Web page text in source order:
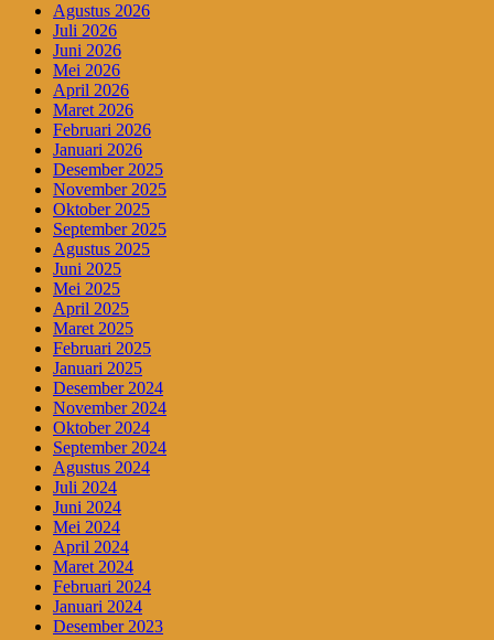
Agustus 2026
Juli 2026
Juni 2026
Mei 2026
April 2026
Maret 2026
Februari 2026
Januari 2026
Desember 2025
November 2025
Oktober 2025
September 2025
Agustus 2025
Juni 2025
Mei 2025
April 2025
Maret 2025
Februari 2025
Januari 2025
Desember 2024
November 2024
Oktober 2024
September 2024
Agustus 2024
Juli 2024
Juni 2024
Mei 2024
April 2024
Maret 2024
Februari 2024
Januari 2024
Desember 2023